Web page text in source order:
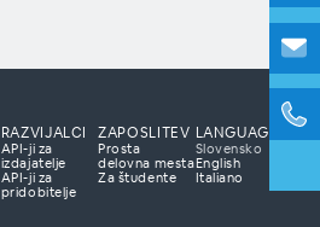
RAZVIJALCI
API-ji za
izdajatelje
API-ji za
pridobitelje
ZAPOSLITEV
Prosta
delovna mesta
Za študente
LANGUAGE
Slovensko
English
Italiano